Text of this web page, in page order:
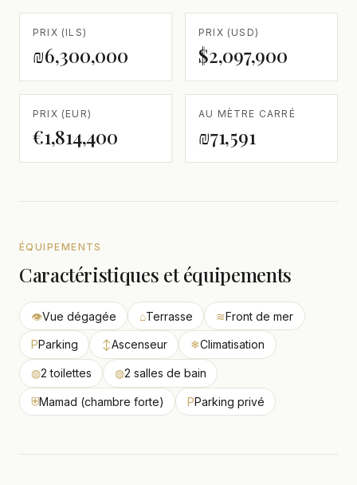
PRIX (ILS)
₪6,300,000
PRIX (USD)
$2,097,900
PRIX (EUR)
€1,814,400
AU MÈTRE CARRÉ
₪71,591
ÉQUIPEMENTS
Caractéristiques et équipements
👁Vue dégagée ⌂Terrasse ≋Front de mer
PParking ↕Ascenseur ❄Climatisation
◍2 toilettes ◍2 salles de bain
⛨Mamad (chambre forte) PParking privé